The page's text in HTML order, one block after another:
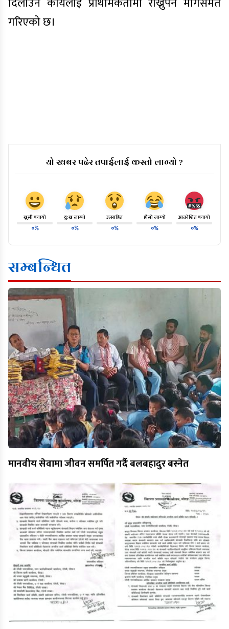
गरिएको छ।
यो खबर पढेर तपाईलाई कस्तो लाग्यो ?
खुसी बनायो
०%
दु:ख लाग्यो
०%
उत्साहित
०%
हाँसो लाग्यो
०%
आक्रोशित बनायो
०%
सम्बन्धित
मानवीय सेवामा जीवन समर्पित गर्दै बलबहादुर बस्नेत